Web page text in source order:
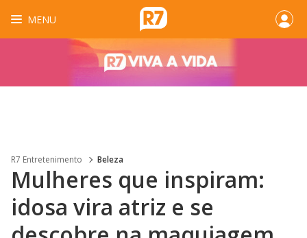
MENU
R7 Entretenimento Beleza
Mulheres que inspiram:
idosa vira atriz e se